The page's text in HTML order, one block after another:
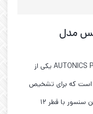
مدل
سنسور القایی آتونیکس مدل AUTONICS PR12-4DP یکی از
است که برای تشخیص
اجسام فلزی بدون تماس طراحی شده. این سنسور با قطر ۱۲